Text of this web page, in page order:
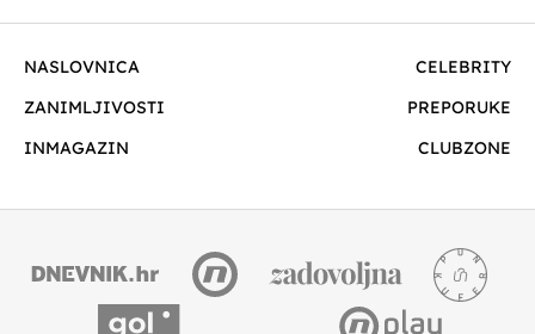
NASLOVNICA
CELEBRITY
ZANIMLJIVOSTI
PREPORUKE
INMAGAZIN
CLUBZONE